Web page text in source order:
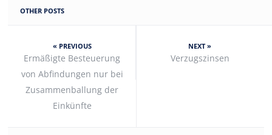
OTHER POSTS
« PREVIOUS
Ermäßigte Besteuerung
von Abfindungen nur bei
Zusammenballung der
Einkünfte
NEXT »
Verzugszinsen